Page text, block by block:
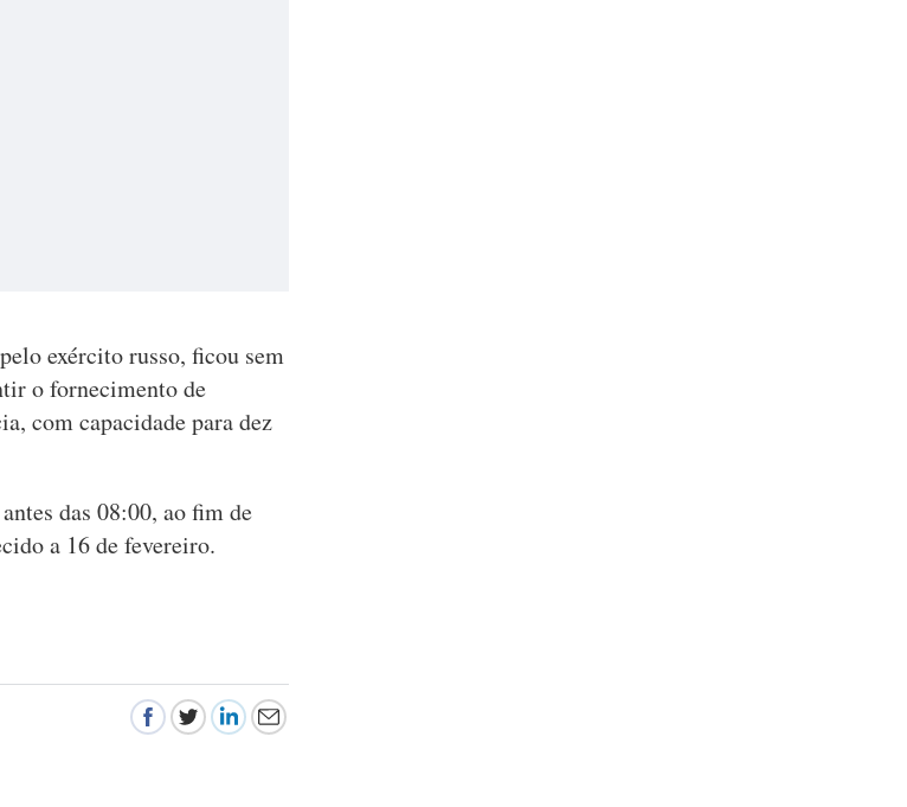
exército russo, ficou sem
o fornecimento de
com capacidade para dez
das 08:00, ao fim de
a 16 de fevereiro.